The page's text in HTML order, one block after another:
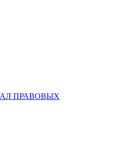
ПРАВОВЫХ